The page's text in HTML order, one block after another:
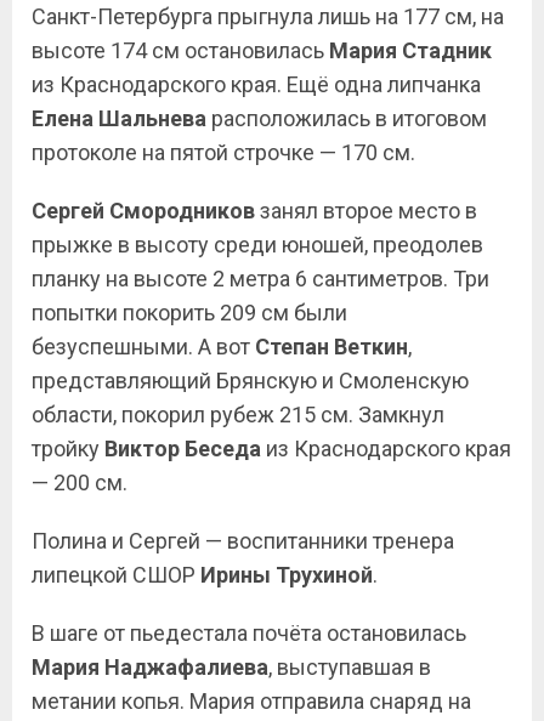
Санкт-Петербурга прыгнула лишь на 177 см, на
высоте 174 см остановилась Мария Стадник
из Краснодарского края. Ещё одна липчанка
Елена Шальнева расположилась в итоговом
протоколе на пятой строчке — 170 см.
Сергей Смородниковзанял второе место в
прыжке в высоту среди юношей, преодолев
планку на высоте 2 метра 6 сантиметров. Три
попытки покорить 209 см были
безуспешными. А вот Степан Веткин,
представляющий Брянскую и Смоленскую
области, покорил рубеж 215 см. Замкнул
тройку Виктор Беседа из Краснодарского края
— 200 см.
Полина и Сергей — воспитанники тренера
липецкой СШОР Ирины Трухиной.
В шаге от пьедестала почёта остановилась
Мария Наджафалиева, выступавшая в
метании копья. Мария отправила снаряд на